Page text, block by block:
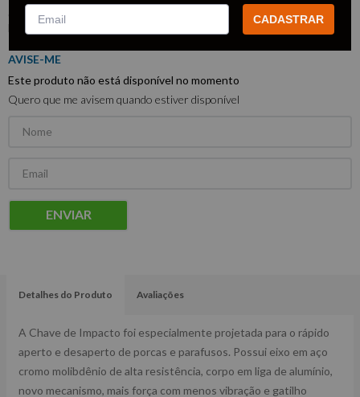
33611-056
KING TONY
Este produto não está disponível no momento
Quero que me avisem quando estiver disponível
ENVIAR
Detalhes do Produto Avaliações
A Chave de Impacto foi especialmente projetada para o rápido
aperto e desaperto de porcas e parafusos. Possui eixo em aço
cromo molibdênio de alta resistência, corpo em liga de alumínio,
novo mecanismo, mais força com menos vibração e gatilho
CADASTRAR